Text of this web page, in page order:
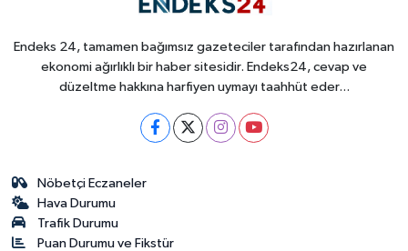
Endeks 24, tamamen bağımsız gazeteciler tarafından hazırlanan
ekonomi ağırlıklı bir haber sitesidir. Endeks24, cevap ve
düzeltme hakkına harfiyen uymayı taahhüt eder...
Nöbetçi Eczaneler
Hava Durumu
Trafik Durumu
Puan Durumu ve Fikstür